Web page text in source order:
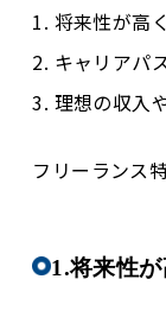
1. 将来性が高
2. キャリアパ
3. 理想の収入
フリーランス
1.将来性